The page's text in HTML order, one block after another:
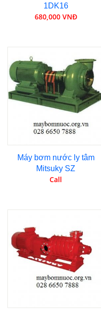
1DK16
680,000 VNĐ
Máy bơm nước ly tâm
Mitsuky SZ
Call